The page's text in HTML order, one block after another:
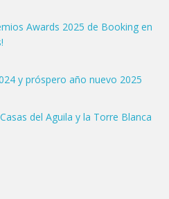
Awards 2025 de Booking en
y próspero año nuevo 2025
del Águila y la Torre Blanca